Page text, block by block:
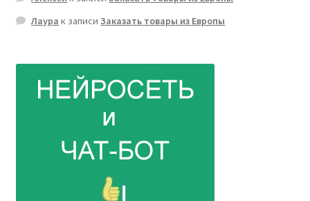
Лаура к записиЗаказать товары из Европы